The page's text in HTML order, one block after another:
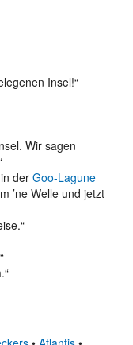
Insel!“
Wir sagen
der Goo-Lagune
’ne Welle und jetzt